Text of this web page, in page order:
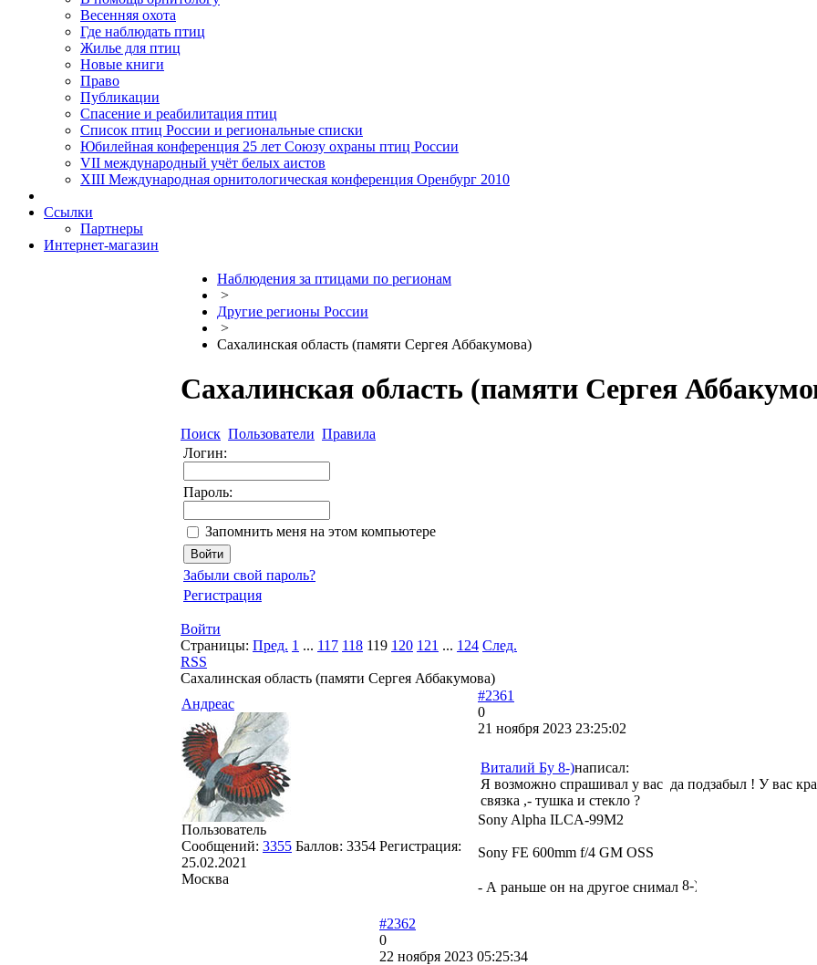
Весенняя охота
Где наблюдать птиц
Жилье для птиц
Новые книги
Право
Публикации
Спасение и реабилитация птиц
Список птиц России и региональные списки
Юбилейная конференция 25 лет Союзу охраны птиц России
VII международный учёт белых аистов
XIII Международная орнитологическая конференция Оренбург 2010
Ссылки
Партнеры
Интернет-магазин
Наблюдения за птицами по регионам
>
Другие регионы России
>
Сахалинская область (памяти Сергея Аббакумова)
Сахалинская область (памяти Сергея
Поиск Пользователи Правила
Логин:
Пароль:
Запомнить меня на этом компьютере
Забыли свой пароль?
Регистрация
Войти
Страницы: Пред. 1 ... 117 118 119 120 121 ... 124 След.
RSS
Сахалинская область (памяти Сергея Аббакумова)
Андреас
Пользователь
Сообщений: 3355 Баллов: 3354 Регистрация:
25.02.2021
Москва
#2361
0
21 ноября 2023 23:25:02
Виталий Бу 8-)написал:
Я возможно спрашивал у вас да подзабыл ! У вас
связка ,- тушка и стекло ?
Sony Alpha ILCA-99M2
Sony FE 600mm f/4 GM OSS
- А раньше он на другое снимал
#2362
0
22 ноября 2023 05:25:34